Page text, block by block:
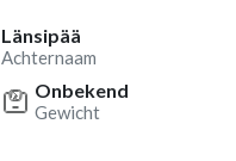
Länsipää
Achternaam
Onbekend
Gewicht